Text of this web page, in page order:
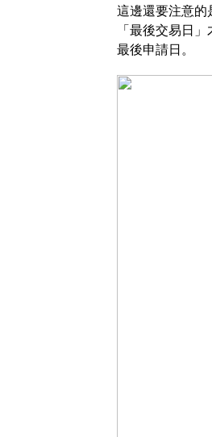
這邊還要注意的
「最後交易日
最後申請日。